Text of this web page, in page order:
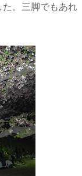
。三脚でもあれ